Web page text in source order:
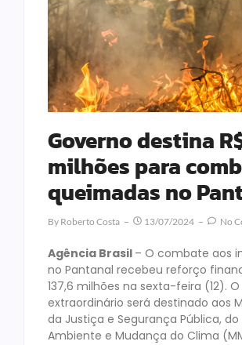
Governo destina
milhões para
queimadas no
By Roberto Costa 13/07/2024 No
Agência Brasil – O combate aos
no Pantanal recebeu reforço
137,6 milhões na sexta-feira (12).
extraordinário será destinado aos
da Justiça e Segurança Pública, do
Ambiente e Mudança do Clima